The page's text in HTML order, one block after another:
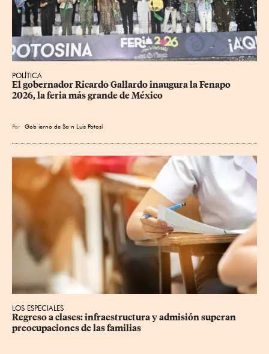
POLÍTICA
​El gobernador Ricardo Gallardo inaugura la Fenapo
2026, la feria más grande de México
Por Gob ierno de Sa n Luis Potosí
LOS ESPECIALES
Regreso a clases: infraestructura y admisión superan
preocupaciones de las familias